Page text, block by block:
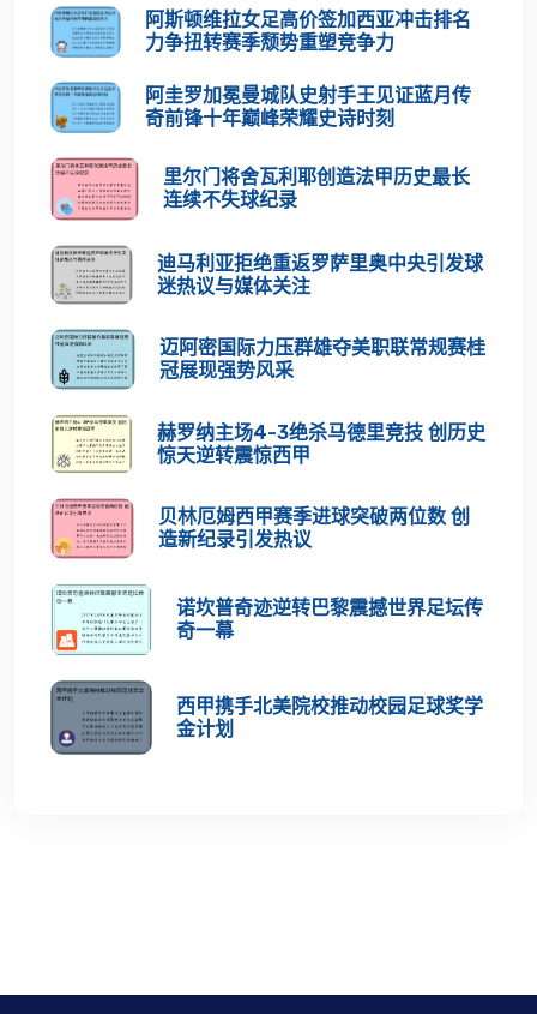
阿斯顿维拉女足高价签加西亚冲击排名
力争扭转赛季颓势重塑竞争力
阿圭罗加冕曼城队史射手王见证蓝月传
奇前锋十年巅峰荣耀史诗时刻
里尔门将舍瓦利耶创造法甲历史最长
连续不失球纪录
迪马利亚拒绝重返罗萨里奥中央引发球
迷热议与媒体关注
迈阿密国际力压群雄夺美职联常规赛桂
冠展现强势风采
赫罗纳主场4-3绝杀马德里竞技 创历史
惊天逆转震惊西甲
贝林厄姆西甲赛季进球突破两位数 创
造新纪录引发热议
诺坎普奇迹逆转巴黎震撼世界足坛传
奇一幕
西甲携手北美院校推动校园足球奖学
金计划